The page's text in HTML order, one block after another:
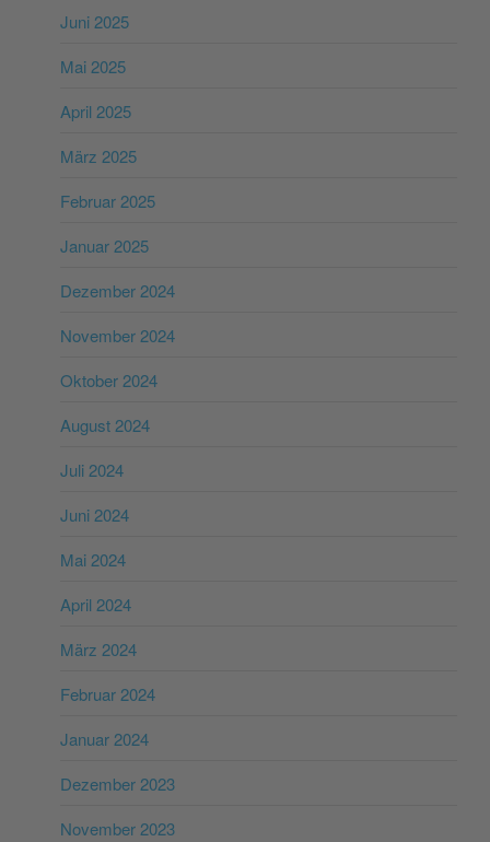
Juni 2025
Mai 2025
April 2025
März 2025
Februar 2025
Januar 2025
Dezember 2024
November 2024
Oktober 2024
August 2024
Juli 2024
Juni 2024
Mai 2024
April 2024
März 2024
Februar 2024
Januar 2024
Dezember 2023
November 2023